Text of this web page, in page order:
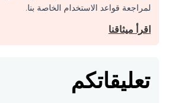
لمراجعة قواعد الاستخدام الخاصة بنا.
اقرأ ميثاقنا
تعليقاتكم